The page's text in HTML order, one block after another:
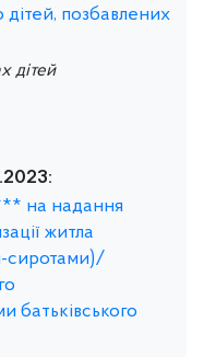
дітей, позбавлених
дітей
на надання
житла
сиротами)/
батьківського